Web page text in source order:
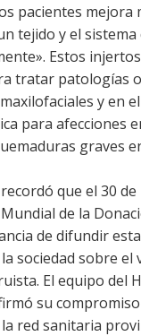
pacientes mejora
tejido y el sistema
Estos
tratar patologías
y en
para afecciones
graves
que el 30 de
de la
de difundir
sociedad sobre el
El equipo del
su
red sanitaria